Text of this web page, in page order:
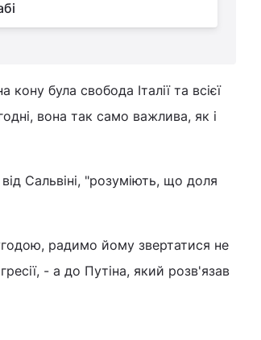
була свобода Італії та всієї
вона так само важлива, як і
від Сальвіні, "розуміють, що доля
радимо йому звертатися не
- а до Путіна, який розв'язав